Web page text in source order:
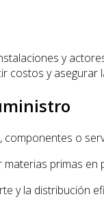
y
costos y
, componentes o
primas
y la distribución